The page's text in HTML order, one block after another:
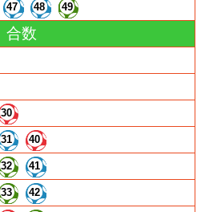
47 48 49
合数
30
31 40
32 41
33 42